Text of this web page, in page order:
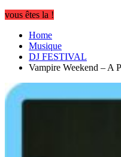
vous êtes la !
Home
Musique
DJ FESTIVAL
Vampire Weekend – A